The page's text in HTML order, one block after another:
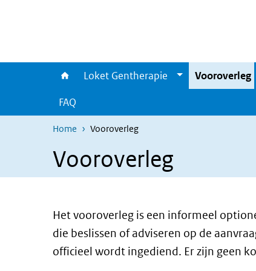
Loket Gentherapie Vooroverleg
FAQ
Home Vooroverleg
Vooroverleg
Het vooroverleg is een informeel
die beslissen of adviseren op de
officieel wordt ingediend. Er zijn geen